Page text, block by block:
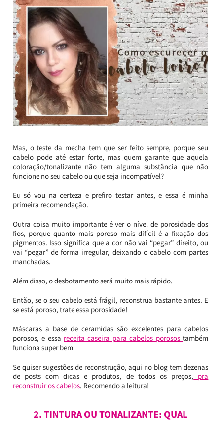
Mas, o teste da mecha tem que ser feito sempre, porque seu
cabelo pode até estar forte, mas quem garante que aquela
coloração/tonalizante não tem alguma substância que não
funcione no seu cabelo ou que seja incompatível?
Eu só vou na certeza e prefiro testar antes, e essa é minha
primeira recomendação.
Outra coisa muito importante é ver o nível de porosidade dos
fios, porque quanto mais poroso mais difícil é a fixação dos
pigmentos. Isso significa que a cor não vai “pegar” direito, ou
vai “pegar” de forma irregular, deixando o cabelo com partes
manchadas.
Além disso, o desbotamento será muito mais rápido.
Então, se o seu cabelo está frágil, reconstrua bastante antes. E
se está poroso, trate essa porosidade!
Máscaras a base de ceramidas são excelentes para cabelos
porosos, e essa receita caseira para cabelos porosostambém
funciona super bem.
Se quiser sugestões de reconstrução, aqui no blog tem dezenas
de posts com dicas e produtos, de todos os preços, pra
reconstruir os cabelos. Recomendo a leitura!
2. TINTURA OU TONALIZANTE: QUAL